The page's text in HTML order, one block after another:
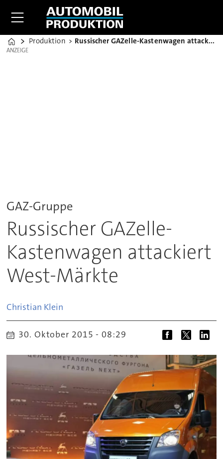
Home
Produktion Russischer GAZelle-Kastenwagen attackiert West-Märkte
ANZEIGE
ANZEIGE
GAZ-Gruppe
Russischer GAZelle-
Kastenwagen attackiert
West-Märkte
Christian Klein
30. Oktober 2015 - 08:29